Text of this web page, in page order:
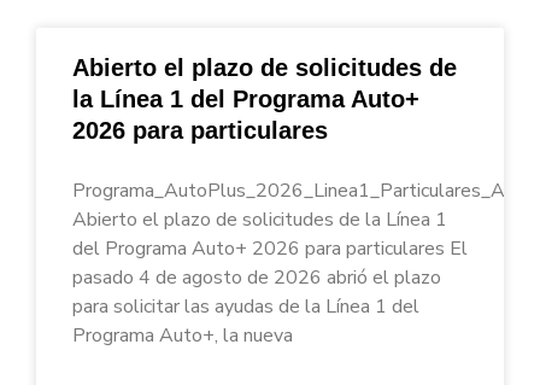
Abierto el plazo de solicitudes de
la Línea 1 del Programa Auto+
2026 para particulares
Abierto el plazo de solicitudes de la Línea 1
del Programa Auto+ 2026 para particulares El
pasado 4 de agosto de 2026 abrió el plazo
para solicitar las ayudas de la Línea 1 del
Programa Auto+, la nueva